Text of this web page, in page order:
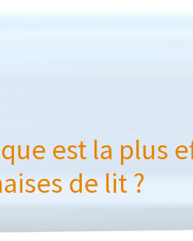
est la plus
de lit ?